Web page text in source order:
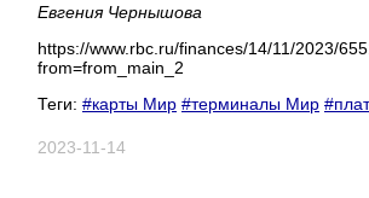
Евгения Чернышова
https://www.rbc.ru/finances/14/11/2023/
from=from_main_2
Теги: #карты Мир #терминалы Мир
2023-11-14